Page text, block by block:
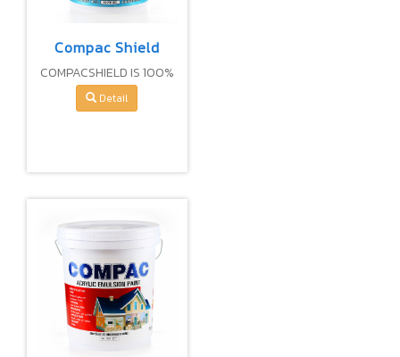
Compac Shield
COMPACSHIELD IS 100%
PREMIUM
ACRYLIC(SHEEN) FOR
Detail